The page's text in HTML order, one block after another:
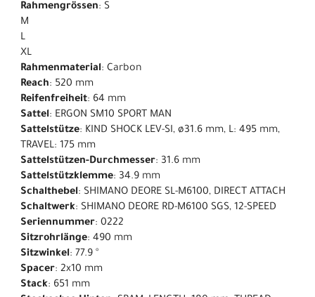
Rahmengrössen: S
M
L
XL
Rahmenmaterial: Carbon
Reach: 520 mm
Reifenfreiheit: 64 mm
Sattel: ERGON SM10 SPORT MAN
Sattelstütze: KIND SHOCK LEV-SI, ø31.6 mm, L: 495 mm,
TRAVEL: 175 mm
Sattelstützen-Durchmesser: 31.6 mm
Sattelstützklemme: 34.9 mm
Schalthebel: SHIMANO DEORE SL-M6100, DIRECT ATTACH
Schaltwerk: SHIMANO DEORE RD-M6100 SGS, 12-SPEED
Seriennummer: 0222
Sitzrohrlänge: 490 mm
Sitzwinkel: 77.9 °
Spacer: 2x10 mm
Stack: 651 mm